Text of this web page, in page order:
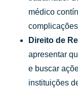
médico
Direito de
apresentar
e buscar
instituições